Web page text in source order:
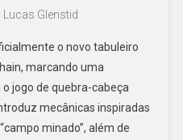
Lucas Glenstid
o novo tabuleiro
marcando uma
jogo de quebra-cabeça
mecânicas inspiradas
minado”, além de